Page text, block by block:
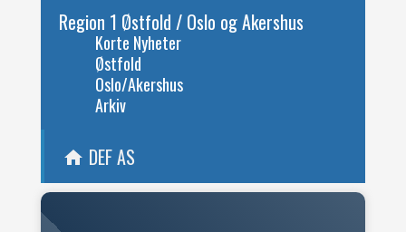
Region 1 Østfold / Oslo og Akershus
Korte Nyheter
Østfold
Oslo/Akershus
Arkiv
home DEF AS